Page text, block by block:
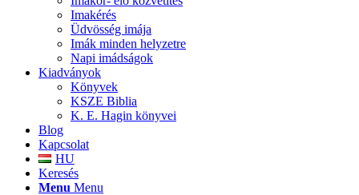
Imakérés
Üdvösség imája
Imák minden helyzetre
Napi imádságok
Kiadványok
Könyvek
KSZE Biblia
K. E. Hagin könyvei
Blog
Kapcsolat
HU
Keresés
Menu Menu